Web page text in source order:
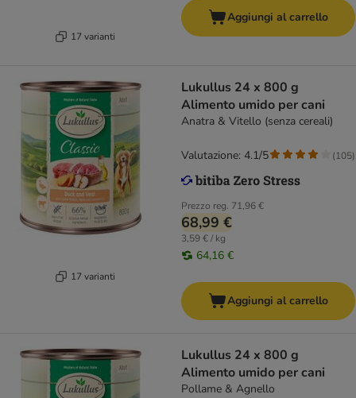
17 varianti
Aggiungi al carrello
17 varianti
Lukullus 24 x 800 g
Alimento umido per cani
Anatra & Vitello (senza cereali)
Prezzo reg. 71,96 €
68,99 €
3,59 € / kg
64,16 €
Valutazione: 4.1/5 (105)
Aggiungi al carrello
Lukullus 24 x 800 g
Alimento umido per cani
Pollame & Agnello